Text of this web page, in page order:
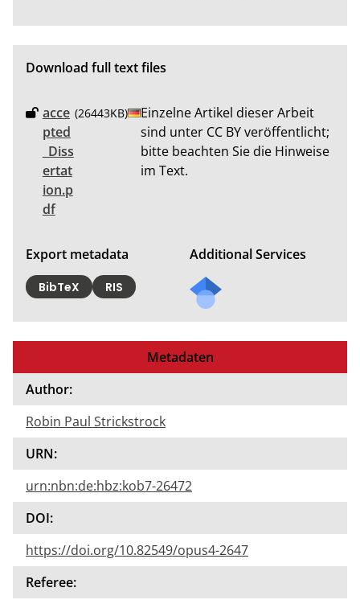
Download full text files
acce
pted
_Diss
ertat
ion.p
df
(26443KB)
Einzelne Artikel dieser Arbeit
sind unter CC BY veröffentlicht;
bitte beachten Sie die Hinweise
im Text.
Export metadata
BibTeX RIS
Additional Services
Metadaten
Author:
Robin Paul Strickstrock
URN:
urn:nbn:de:hbz:kob7-26472
DOI:
https://doi.org/10.82549/opus4-2647
Referee: